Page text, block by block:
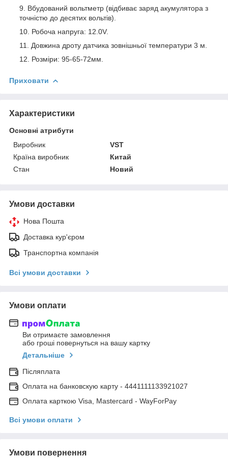
Вбудований вольтметр (відбиває заряд акумулятора з
точністю до десятих вольтів).
Робоча напруга: 12.0V.
Довжина дроту датчика зовнішньої температури 3 м.
Розміри: 95-65-72мм.
Приховати
Характеристики
Основні атрибути
Виробник
VST
Країна виробник
Китай
Стан
Новий
Умови доставки
Нова Пошта
Доставка кур'єром
Транспортна компанія
Всі умови доставки
Умови оплати
Ви отримаєте замовлення
або гроші повернуться на вашу картку
Детальніше
Післяплата
Оплата на банковскую карту - 4441111133921027
Оплата карткою Visa, Mastercard - WayForPay
Всі умови оплати
Умови повернення